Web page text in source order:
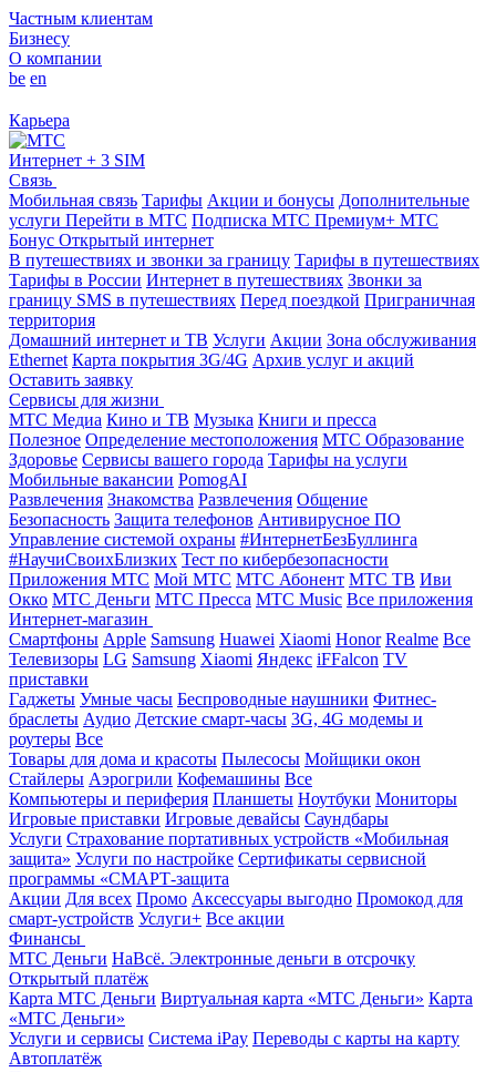
Частным клиентам
Бизнесу
О компании
be en
Карьера
Интернет + 3 SIM
Связь
Мобильная связь Тарифы Акции и бонусы Дополнительные
услуги Перейти в МТС Подписка МТС Премиум+ МТС
Бонус Открытый интернет
В путешествиях и звонки за границу Тарифы в путешествиях
Тарифы в России Интернет в путешествиях Звонки за
границу SMS в путешествиях Перед поездкой Приграничная
территория
Домашний интернет и ТВ Услуги Акции Зона обслуживания
Ethernet Карта покрытия 3G/4G Архив услуг и акций
Оставить заявку
Сервисы для жизни
МТС Медиа Кино и ТВ Музыка Книги и пресса
Полезное Определение местоположения МТС Образование
Здоровье Сервисы вашего города Тарифы на услуги
Мобильные вакансии PomogAI
Развлечения Знакомства Развлечения Общение
Безопасность Защита телефонов Антивирусное ПО
Управление системой охраны #ИнтернетБезБуллинга
#НаучиСвоихБлизких Тест по кибербезопасности
Приложения МТС Мой МТС МТС Абонент МТС ТВ Иви
Окко МТС Деньги МТС Пресса МТС Music Все приложения
Интернет-магазин
Смартфоны Apple Samsung Huawei Xiaomi Honor Realme Все
Телевизоры LG Samsung Xiaomi Яндекс iFFalcon TV
приставки
Гаджеты Умные часы Беспроводные наушники Фитнес-
браслеты Аудио Детские смарт-часы 3G, 4G модемы и
роутеры Все
Товары для дома и красоты Пылесосы Мойщики окон
Стайлеры Аэрогрили Кофемашины Все
Компьютеры и периферия Планшеты Ноутбуки Мониторы
Игровые приставки Игровые девайсы Саундбары
Услуги Страхование портативных устройств «Мобильная
защита» Услуги по настройке Сертификаты сервисной
программы «СМАРТ-защита
Акции Для всех Промо Аксессуары выгодно Промокод для
смарт-устройств Услуги+ Все акции
Финансы
МТС Деньги НаВсё. Электронные деньги в отсрочку
Открытый платёж
Карта МТС Деньги Виртуальная карта «МТС Деньги» Карта
«МТС Деньги»
Услуги и сервисы Система iPay Переводы с карты на карту
Автоплатёж